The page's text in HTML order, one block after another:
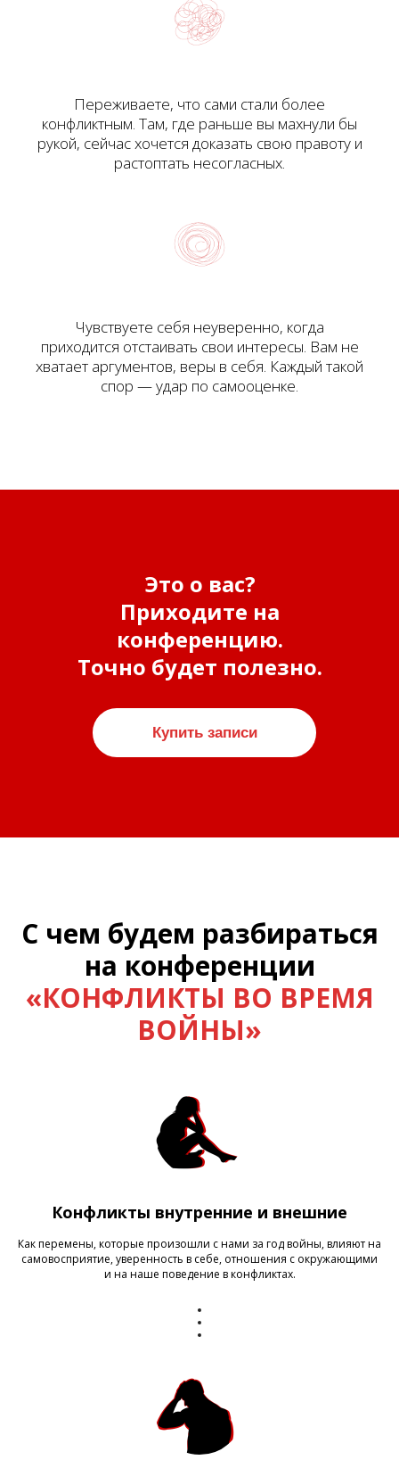
Переживаете, что сами стали более
конфликтным. Там, где раньше вы махнули бы
рукой, сейчас хочется доказать свою правоту и
растоптать несогласных.
Чувствуете себя неуверенно, когда
приходится отстаивать свои интересы. Вам не
хватает аргументов, веры в себя. Каждый такой
спор — удар по самооценке.
Купить записи
Это о вас?
Приходите на
конференцию.
Точно будет полезно.
С чем будем разбираться
на конференции
«КОНФЛИКТЫ ВО ВРЕМЯ
ВОЙНЫ»
Конфликты внутренние и внешние
Как перемены, которые произошли с нами за год войны, влияют на
самовосприятие, уверенность в себе, отношения с окружающими
и на наше поведение в конфликтах.